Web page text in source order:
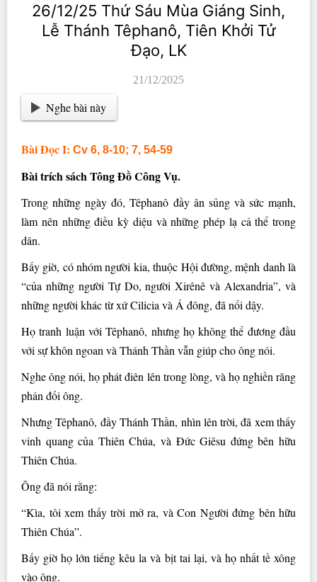
26/12/25 Thứ Sáu Mùa Giáng Sinh,
Lễ Thánh Têphanô, Tiên Khởi Tử
Đạo, LK
21/12/2025
Nghe bài này
Bài Ðọc I: Cv 6, 8-10; 7, 54-59
Bài trích sách Tông Ðồ Công Vụ.
Trong những ngày đó, Têphanô đầy ân sủng và sức mạnh,
làm nên những điều kỳ diệu và những phép lạ cả thể trong
dân.
Bấy giờ, có nhóm người kia, thuộc Hội đường, mệnh danh là
“của những người Tự Do, người Xirênê và Alexandria”, và
những người khác từ xứ Cilicia và Á đông, đã nổi dậy.
Họ tranh luận với Têphanô, nhưng họ không thể đương đầu
với sự khôn ngoan và Thánh Thần vẫn giúp cho ông nói.
Nghe ông nói, họ phát điên lên trong lòng, và họ nghiền răng
phản đối ông.
Nhưng Têphanô, đầy Thánh Thần, nhìn lên trời, đã xem thấy
vinh quang của Thiên Chúa, và Ðức Giêsu đứng bên hữu
Thiên Chúa.
Ông đã nói rằng:
“Kìa, tôi xem thấy trời mở ra, và Con Người đứng bên hữu
Thiên Chúa”.
Bấy giờ họ lớn tiếng kêu la và bịt tai lại, và họ nhất tề xông
vào ông.